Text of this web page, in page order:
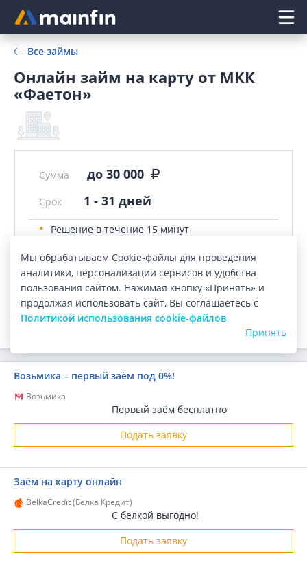
Главное меню
Все займы
Онлайн займ на карту от МКК
«Фаетон»
Сумма до 30 000
Срок 1 - 31 дней
Решение в течение 15 минут
Оформление: Офис компании, Онлайн
ПОДАТЬ ЗАЯВКУ
Возьмика – первый заём под 0%!
Возьмика
Первый заём бесплатно
Подать заявку
Заём на карту онлайн
BelkaCredit (Белка Кредит)
С белкой выгодно!
Подать заявку
Мы обрабатываем Cookie-файлы для проведения
аналитики, персонализации сервисов и удобства
пользования сайтом. Нажимая кнопку «Принять» и
продолжая использовать сайт, Вы соглашаетесь с
Политикой использования cookie-файлов
Принять